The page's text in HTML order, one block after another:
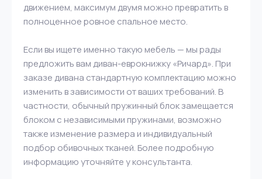
движением, максимум двумя можно превратить в
полноценное ровное спальное место.
Если вы ищете именно такую мебель — мы рады
предложить вам диван-еврокнижку «Ричард». При
заказе дивана стандартную комплектацию можно
изменить в зависимости от ваших требований. В
частности, обычный пружинный блок замещается
блоком с независимыми пружинами, возможно
также изменение размера и индивидуальный
подбор обивочных тканей. Более подробную
информацию уточняйте у консультанта.